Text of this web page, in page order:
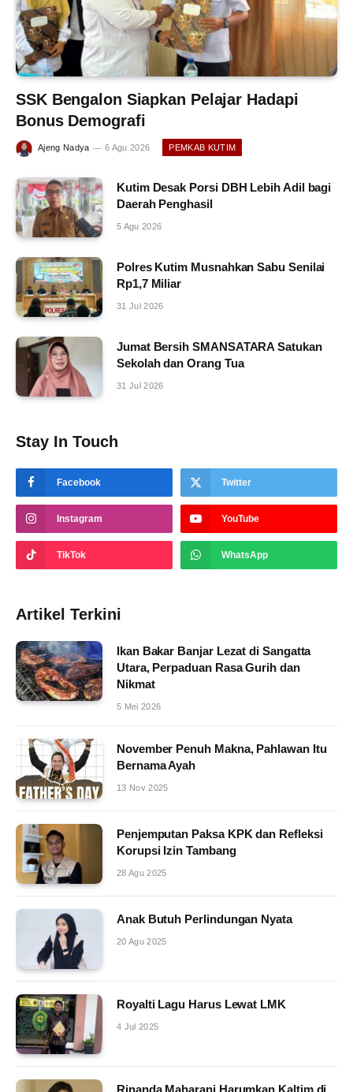
SSK Bengalon Siapkan Pelajar Hadapi
Bonus Demografi
Ajeng Nadya 6 Agu 2026 PEMKAB KUTIM
Kutim Desak Porsi DBH Lebih Adil bagi
Daerah Penghasil
5 Agu 2026
Polres Kutim Musnahkan Sabu Senilai
Rp1,7 Miliar
31 Jul 2026
Jumat Bersih SMANSATARA Satukan
Sekolah dan Orang Tua
31 Jul 2026
Stay In Touch
Facebook Twitter
Instagram YouTube
TikTok WhatsApp
Artikel Terkini
Ikan Bakar Banjar Lezat di Sangatta
Utara, Perpaduan Rasa Gurih dan
Nikmat
5 Mei 2026
November Penuh Makna, Pahlawan Itu
Bernama Ayah
13 Nov 2025
Penjemputan Paksa KPK dan Refleksi
Korupsi Izin Tambang
28 Agu 2025
Anak Butuh Perlindungan Nyata
20 Agu 2025
Royalti Lagu Harus Lewat LMK
4 Jul 2025